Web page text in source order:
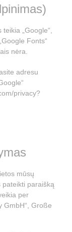
„Google“,
Fonts“
nėra.
adresu
privacy?
mūsų
pateikti paraišką
per
GmbH“, Große